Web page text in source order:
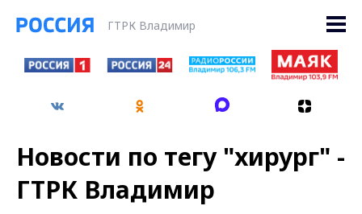
ГТРК Владимир
Новости по тегу "хирург" -
ГТРК Владимир